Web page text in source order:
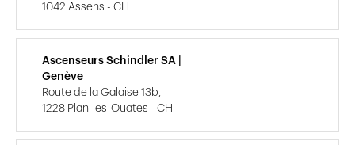
1042 Assens - CH
Ascenseurs Schindler SA |
Genève
Route de la Galaise 13b,
1228 Plan-les-Ouates - CH